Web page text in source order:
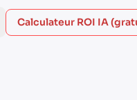
Calculateur ROI IA